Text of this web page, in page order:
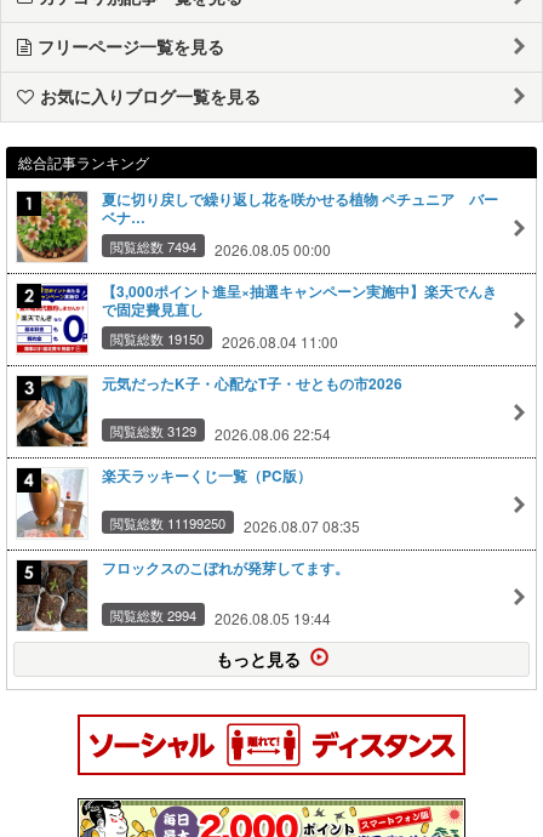
フリーページ一覧を見る
お気に入りブログ一覧を見る
総合記事ランキング
夏に切り戻しで繰り返し花を咲かせる植物 ペチュニア バー
ベナ…
閲覧総数 7494 2026.08.05 00:00
【3,000ポイント進呈×抽選キャンペーン実施中】楽天でんき
で固定費見直し
閲覧総数 19150 2026.08.04 11:00
元気だったK子・心配なT子・せともの市2026
閲覧総数 3129 2026.08.06 22:54
楽天ラッキーくじ一覧（PC版）
閲覧総数 11199250 2026.08.07 08:35
フロックスのこぼれが発芽してます。
閲覧総数 2994 2026.08.05 19:44
もっと見る